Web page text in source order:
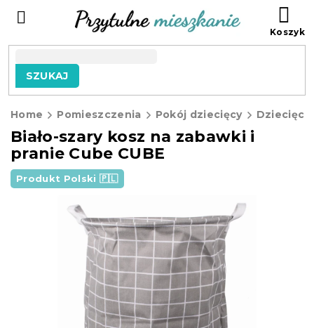
SZUKAJ
Home Pomieszczenia Pokój dziecięcy
Biało-szary kosz na zabawki i
pranie Cube CUBE
Produkt Polski 🇵🇱